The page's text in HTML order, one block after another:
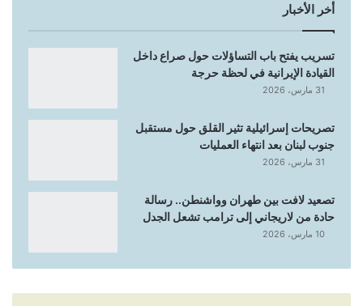
أخر الأخبار
تسريب يفتح باب التساؤلات حول صراع داخل
القيادة الإيرانية في لحظة حرجة
31 مارس، 2026
تصريحات إسرائيلية تثير القلق حول مستقبل
جنوب لبنان بعد انتهاء العمليات
31 مارس، 2026
تصعيد لافت بين طهران وواشنطن.. رسالة
حادة من لاريجاني إلى ترامب تشعل الجدل
10 مارس، 2026